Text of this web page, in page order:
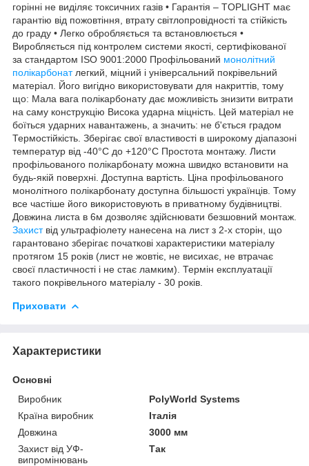
горінні не виділяє токсичних газів • Гарантія – TOPLIGHT має
гарантію від пожовтіння, втрату світлопровідності та стійкість
до граду • Легко обробляється та встановлюється •
Виробляється під контролем системи якості, сертифікованої
за стандартом ISO 9001:2000 Профільований монолітний
полікарбонатлегкий, міцний і універсальний покрівельний
матеріал. Його вигідно використовувати для накриттів, тому
що: Мала вага полікарбонату дає можливість знизити витрати
на саму конструкцію Висока ударна міцність. Цей матеріал не
боїться ударних навантажень, а значить: не б'ється градом
Термостійкість. Зберігає свої властивості в широкому діапазоні
температур від -40°С до +120°С Простота монтажу. Листи
профільованого полікарбонату можна швидко встановити на
будь-якій поверхні. Доступна вартість. Ціна профільованого
монолітного полікарбонату доступна більшості українців. Тому
все частіше його використовують в приватному будівництві.
Довжина листа в 6м дозволяє здійснювати безшовний монтаж.
Захиствід ультрафіолету нанесена на лист з 2-х сторін, що
гарантовано зберігає початкові характеристики матеріалу
протягом 15 років (лист не жовтіє, не висихає, не втрачає
своєї пластичності і не стає ламким). Термін експлуатації
такого покрівельного матеріалу - 30 років.
Приховати
Характеристики
Основні
Виробник
PolyWorld Systems
Країна виробник
Італія
Довжина
3000 мм
Захист від УФ-
випромінювань
Так